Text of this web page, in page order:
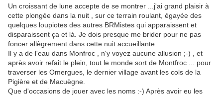
Un croissant de lune accepte de se montrer ...j'ai grand plaisir à
cette plongée dans la nuit , sur ce terrain roulant, égayée des
quelques loupiotes des autres BRMistes qui apparaissent et
disparaissent ça et là. Je dois presque me brider pour ne pas
foncer allègrement dans cette nuit accueillante.
Il y a de l'eau dans Monfroc , n'y voyez aucune allusion ;-) , et
après avoir refait le plein, tout le monde sort de Montfroc ... pour
traverser les Omergues, le dernier village avant les cols de la
Pigière et de Macuègne.
Que d'occasions de jouer avec les noms :-) Après avoir eu les